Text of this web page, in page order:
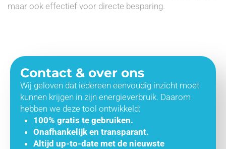
maar ook effectief voor directe besparing.
Contact & over ons
Wij geloven dat iedereen eenvoudig inzicht moet
kunnen krijgen in zijn energieverbruik. Daarom
hebben we deze tool ontwikkeld:
100% gratis te gebruiken.
Onafhankelijk en transparant.
Altijd up-to-date met de nieuwste